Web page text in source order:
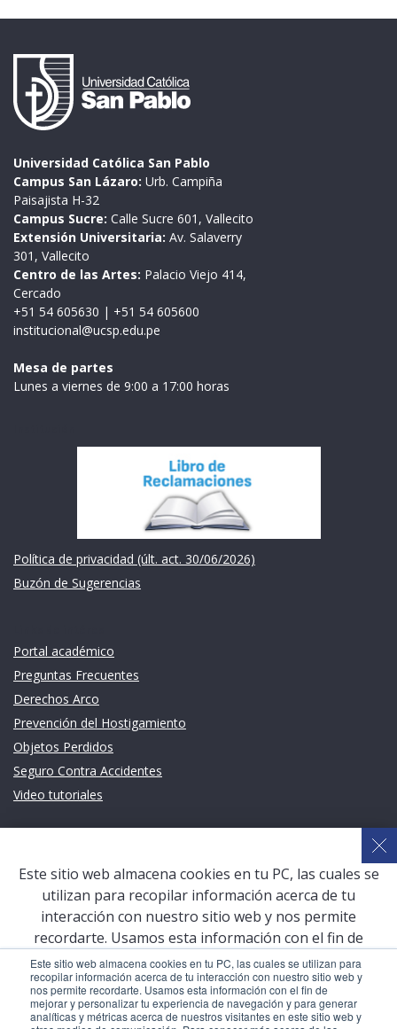
Este sitio web almacena cookies en tu PC, las cuales se utilizan para
recopilar información acerca de tu interacción con nuestro sitio web y
nos permite recordarte. Usamos esta información con el fin de
mejorar y personalizar tu experiencia de navegación y para generar
analíticas y métricas acerca de nuestros visitantes en este sitio web y
Universidad Católica San Pablo
Campus San Lázaro: Urb. Campiña
Paisajista H-32
Campus Sucre: Calle Sucre 601, Vallecito
Extensión Universitaria: Av. Salaverry
301, Vallecito
Centro de las Artes: Palacio Viejo 414,
Cercado
+51 54 605630 | +51 54 605600
institucional@ucsp.edu.pe
Mesa de partes
Lunes a viernes de 9:00 a 17:00 horas
Política de privacidad (últ. act. 30/06/2026)
Buzón de Sugerencias
Portal académico
Preguntas Frecuentes
Derechos Arco
Prevención del Hostigamiento
Objetos Perdidos
Seguro Contra Accidentes
Video tutoriales
Sistema de Gestión Académica (SGA)
Defensoría Universitaria
Terceros vinculados
San Pablo Mail
Aula Virtual Pregrado
Aula Virtual Postgrado
Este sitio web almacena cookies en tu PC, las cuales se
utilizan para recopilar información acerca de tu
interacción con nuestro sitio web y nos permite
recordarte. Usamos esta información con el fin de
mejorar y personalizar tu experiencia de navegación y
para generar analíticas y métricas acerca de nuestros
visitantes en este sitio web y otros medios de
comunicación. Para conocer más acerca de las cookies,